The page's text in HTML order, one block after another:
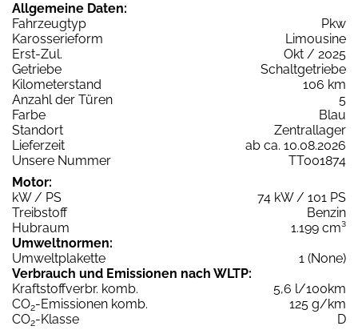
Allgemeine Daten:
Fahrzeugtyp
Pkw
Karosserieform
Limousine
Erst-Zul.
Okt / 2025
Getriebe
Schaltgetriebe
Kilometerstand
106 km
Anzahl der Türen
5
Farbe
Blau
Standort
Zentrallager
Lieferzeit
ab ca. 10.08.2026
Unsere Nummer
TT001874
Motor:
kW / PS
74 kW / 101 PS
Treibstoff
Benzin
Hubraum
1.199 cm³
Umweltnormen:
Umweltplakette
1 (None)
Verbrauch und Emissionen nach WLTP:
Kraftstoffverbr. komb.
5,6 l/100km
CO2-Emissionen komb.
125 g/km
CO2-Klasse
D